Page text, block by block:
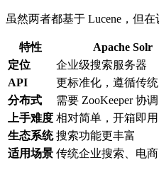
虽然两者都基于 Lucene，但
特性 Apache Solr
定位
企业级搜索服务器
API
更标准化，遵循传
分布式
需要 ZooKeeper 协调
上手难度 相对简单，开箱即用
生态系统 搜索功能更丰富
适用场景 传统企业搜索、电商